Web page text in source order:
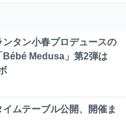
タン小春プロデュースの
Bébé Medusa」第2弾は
イムテーブル公開、開催ま